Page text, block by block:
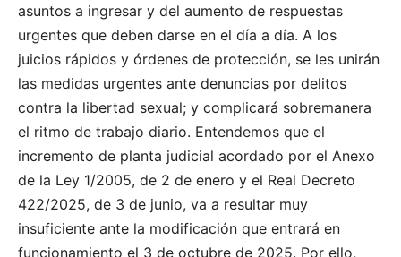
asuntos a ingresar y del aumento de respuestas
urgentes que deben darse en el día a día. A los
juicios rápidos y órdenes de protección, se les unirán
las medidas urgentes ante denuncias por delitos
contra la libertad sexual; y complicará sobremanera
el ritmo de trabajo diario. Entendemos que el
incremento de planta judicial acordado por el Anexo
de la Ley 1/2005, de 2 de enero y el Real Decreto
422/2025, de 3 de junio, va a resultar muy
insuficiente ante la modificación que entrará en
funcionamiento el 3 de octubre de 2025. Por ello,